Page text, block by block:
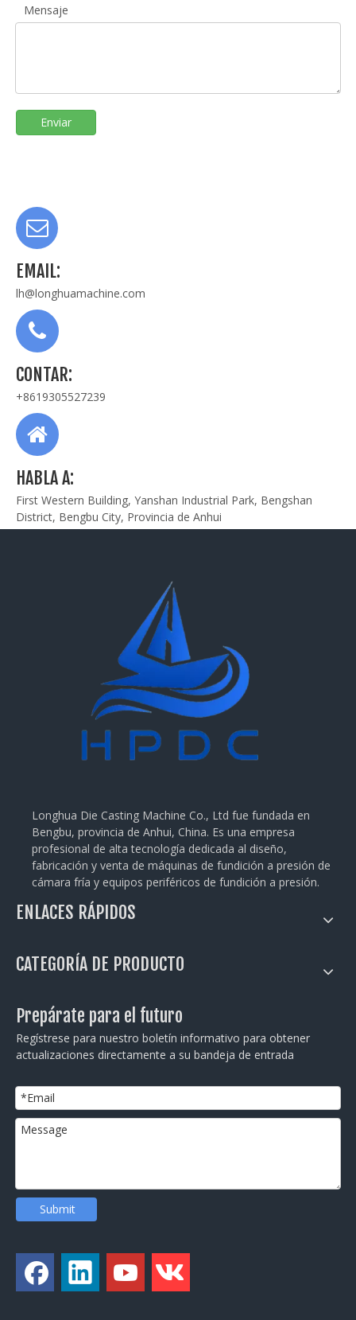
Mensaje
Enviar
EMAIL:
lh@longhuamachine.com
CONTAR:
+8619305527239
HABLA A:
First Western Building, Yanshan Industrial Park, Bengshan
District, Bengbu City, Provincia de Anhui
Longhua Die Casting Machine Co., Ltd fue fundada en
Bengbu, provincia de Anhui, China. Es una empresa
profesional de alta tecnología dedicada al diseño,
fabricación y venta de máquinas de fundición a presión de
cámara fría y equipos periféricos de fundición a presión.
ENLACES RÁPIDOS
CATEGORÍA DE PRODUCTO
Prepárate para el futuro
Regístrese para nuestro boletín informativo para obtener
actualizaciones directamente a su bandeja de entrada
Submit